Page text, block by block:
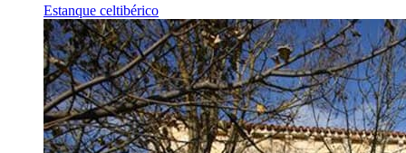
Estanque celtibérico